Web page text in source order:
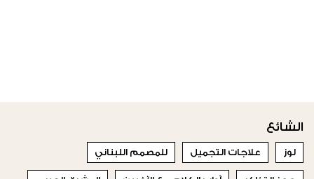
الشائع
لوز علاجات التجميل للمصمم اللبناني